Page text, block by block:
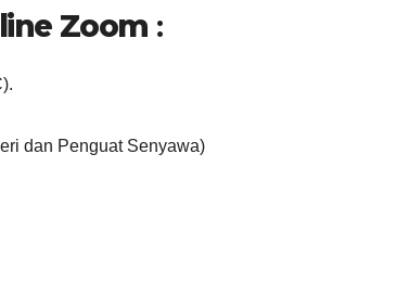
Zoom :
dan Penguat Senyawa)